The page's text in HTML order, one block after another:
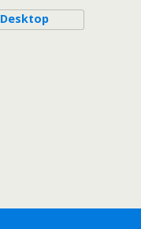
Desktop